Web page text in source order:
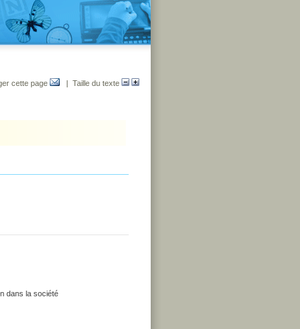
cette page | Taille du texte
dans la société